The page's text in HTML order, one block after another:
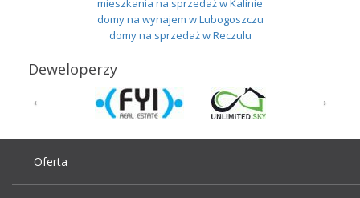
mieszkania na sprzedaż w Kalinie
domy na wynajem w Lubogoszczu
domy na sprzedaż w Reczulu
Deweloperzy
Oferta